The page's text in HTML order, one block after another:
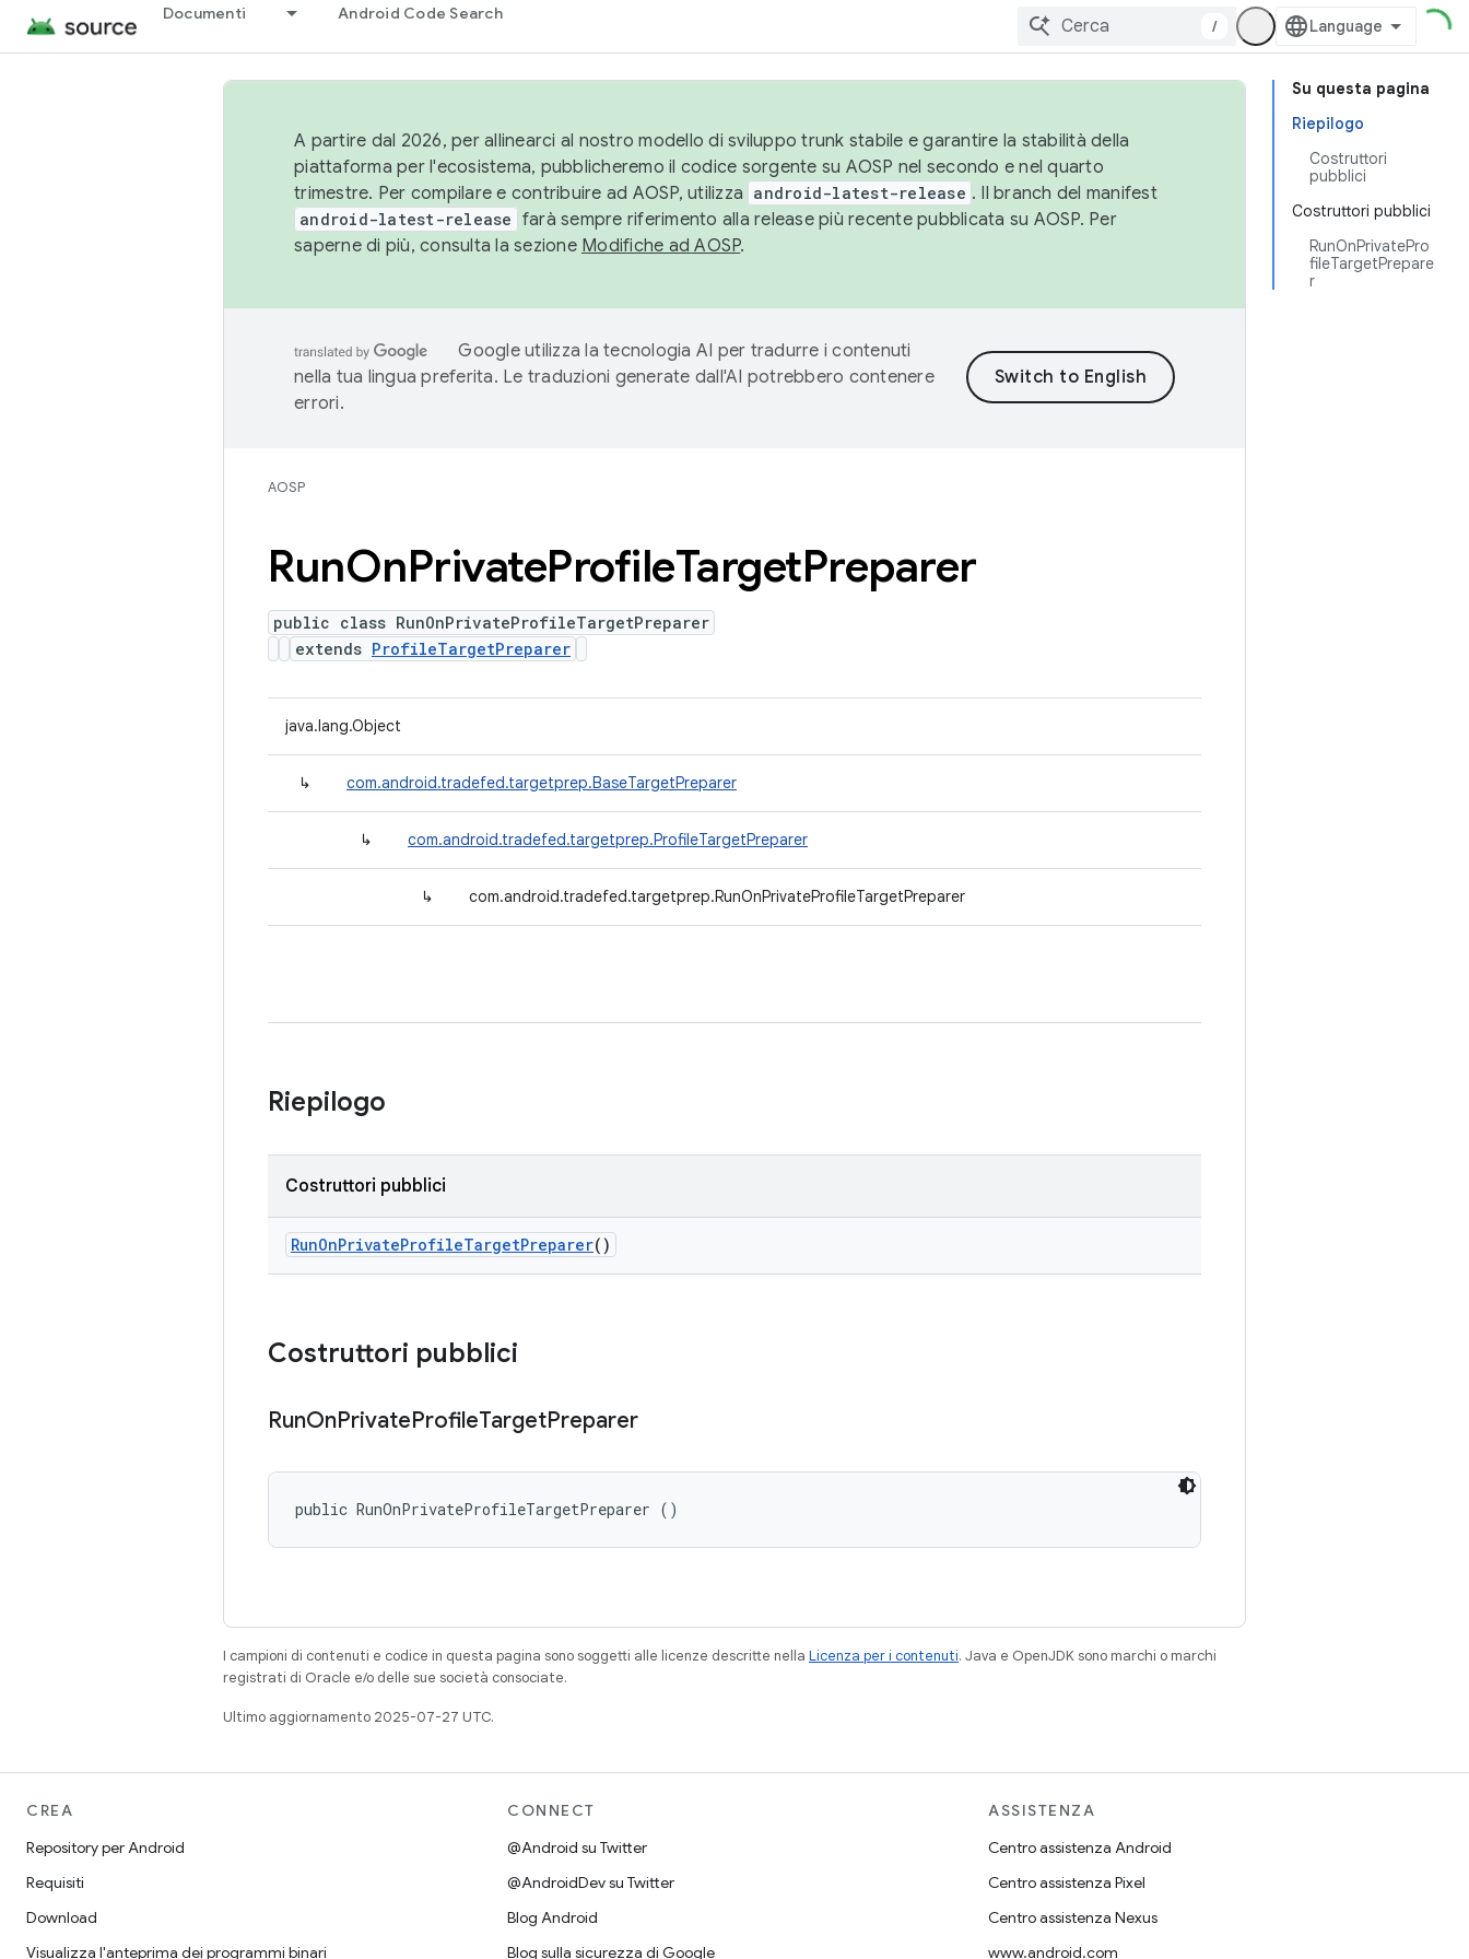
Documenti Android Code Search
/
Su questa pagina
Riepilogo
Costruttori
pubblici
Costruttori pubblici
RunOnPrivatePro
fileTargetPrepare
r
A partire dal 2026, per allinearci al nostro modello di sviluppo trunk stabile e garantire la stabilità della
piattaforma per l'ecosistema, pubblicheremo il codice sorgente su AOSP nel secondo e nel quarto
trimestre. Per compilare e contribuire ad AOSP, utilizza android-latest-release . Il branch del manifest
android-latest-release farà sempre riferimento alla release più recente pubblicata su AOSP. Per
saperne di più, consulta la sezione Modifiche ad AOSP.
Google utilizza la tecnologia AI per tradurre i contenuti
nella tua lingua preferita. Le traduzioni generate dall'AI potrebbero contenere
errori.
AOSP
RunOnPrivateProfileTargetPreparer
public class RunOnPrivateProfileTargetPreparer
extends ProfileTargetPreparer
java.lang.Object
↳ com.android.tradefed.targetprep.BaseTargetPreparer
↳ com.android.tradefed.targetprep.ProfileTargetPreparer
↳ com.android.tradefed.targetprep.RunOnPrivateProfileTargetPreparer
Riepilogo
Costruttori pubblici
RunOnPrivateProfileTargetPreparer()
Costruttori pubblici
RunOnPrivateProfileTargetPreparer
public RunOnPrivateProfileTargetPreparer ()
I campioni di contenuti e codice in questa pagina sono soggetti alle licenze descritte nella Licenza per i contenuti. Java e OpenJDK sono marchi o marchi
registrati di Oracle e/o delle sue società consociate.
Ultimo aggiornamento 2025-07-27 UTC.
CREA
Repository per Android
Requisiti
Download
Visualizza l'anteprima dei programmi binari
CONNECT
@Android su Twitter
@AndroidDev su Twitter
Blog Android
Blog sulla sicurezza di Google
ASSISTENZA
Centro assistenza Android
Centro assistenza Pixel
Centro assistenza Nexus
www.android.com